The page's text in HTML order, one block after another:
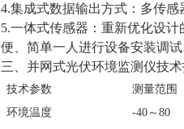
4.集成式数据输出方式：多传
5.一体式传感器：重新优化设
便、简单一人进行设备安装调试
三、并网式光伏环境监测仪技
技术参数 测量范围
环境温度
-40～80